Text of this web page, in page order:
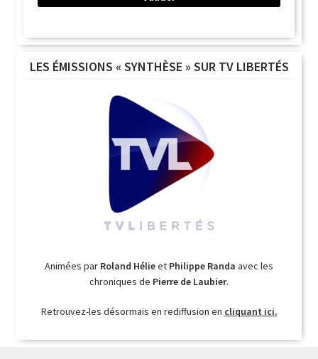
LES ÉMISSIONS « SYNTHÈSE » SUR TV LIBERTÉS
Animées par Roland Hélieet Philippe Randa avec les
chroniques de Pierre de Laubier.
Retrouvez-les désormais en rediffusion en cliquant ici.